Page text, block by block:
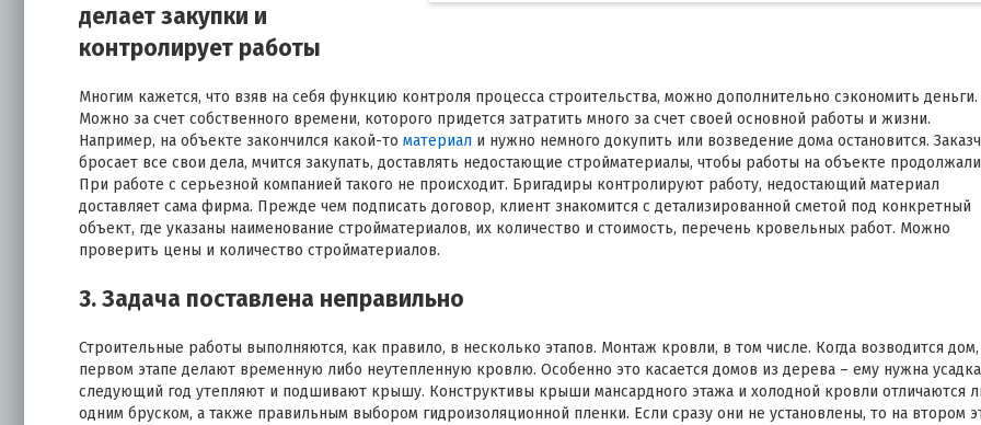
делает закупки и
контролирует работы
Многим кажется, что взяв на себя функцию контроля процесса строительства, можно дополнительно сэкономить деньги.
Можно за счет собственного времени, которого придется затратить много за счет своей основной работы и жизни.
Например, на объекте закончился какой-то материал и нужно немного докупить или возведение дома остановится.
бросает все свои дела, мчится закупать, доставлять недостающие стройматериалы, чтобы работы на объекте
При работе с серьезной компанией такого не происходит. Бригадиры контролируют работу, недостающий материал
доставляет сама фирма. Прежде чем подписать договор, клиент знакомится с детализированной сметой под конкретный
объект, где указаны наименование стройматериалов, их количество и стоимость, перечень кровельных работ. Можно
проверить цены и количество стройматериалов.
3. Задача поставлена неправильно
Строительные работы выполняются, как правило, в несколько этапов. Монтаж кровли, в том числе. Когда возводится
первом этапе делают временную либо неутепленную кровлю. Особенно это касается домов из дерева – ему нужна
следующий год утепляют и подшивают крышу. Конструктивы крыши мансардного этажа и холодной кровли отличаются
одним бруском, а также правильным выбором гидроизоляционной пленки. Если сразу они не установлены, то на втором